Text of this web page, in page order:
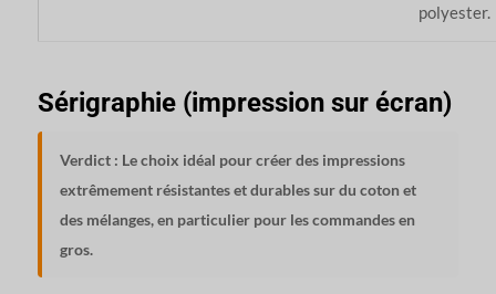
polyester.
Sérigraphie (impression sur écran)
Verdict : Le choix idéal pour créer des impressions
extrêmement résistantes et durables sur du coton et
des mélanges, en particulier pour les commandes en
gros.